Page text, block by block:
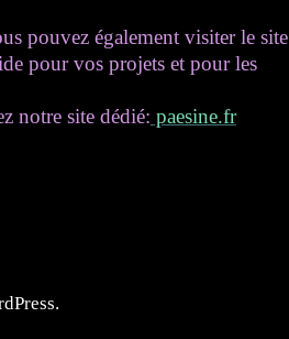
pouvez également visiter le site
pour vos projets et pour les
notre site dédié: paesine.fr
.